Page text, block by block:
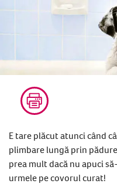
E tare plăcut atunci când
plimbare lungă prin
prea mult dacă nu apuci
urmele pe covorul curat!